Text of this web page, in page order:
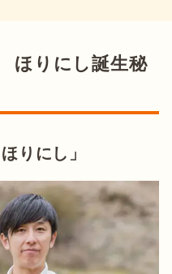
ほりにし誕生秘
りにし」